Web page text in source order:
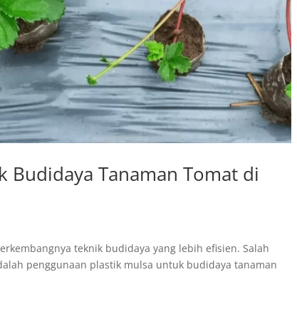
Budidaya Tanaman Tomat di
teknik budidaya yang lebih efisien. Salah
penggunaan plastik mulsa untuk budidaya tanaman